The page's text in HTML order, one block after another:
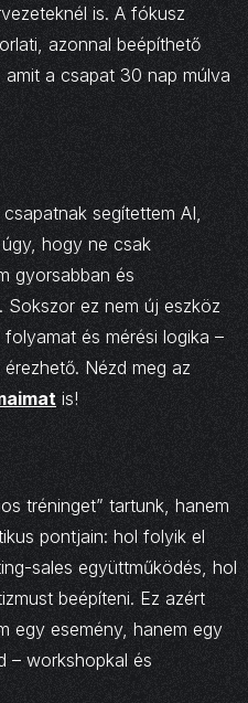
is. A fókusz
azonnal beépíthető
a csapat 30 nap múlva
segítettem AI,
hogy ne csak
gyorsabban és
Sokszor ez nem új eszköz
és mérési logika –
Nézd meg az
is!
tréninget” tartunk, hanem
pontjain: hol folyik el
sales együttműködés, hol
beépíteni. Ez azért
egy esemény, hanem egy
– workshopkal és